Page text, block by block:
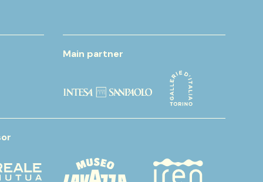
Main partner